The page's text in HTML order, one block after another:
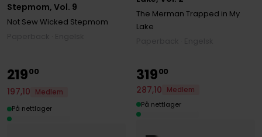
Stepmom, Vol. 9
Not Sew Wicked Stepmom
The Merman Trapped in My
Lake
21900
197,10
Medlem
På nettlager
31900
287,10
Medlem
På nettlager